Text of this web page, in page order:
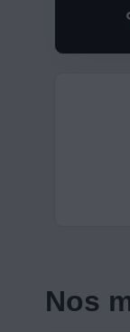
Nos